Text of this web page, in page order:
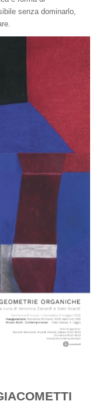
senza dominarlo,